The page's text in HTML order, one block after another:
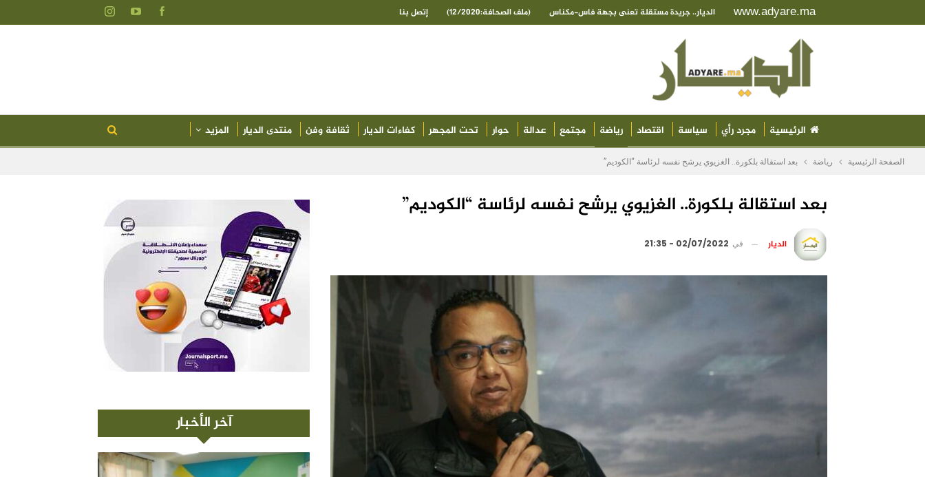
www.adyare.ma الديار.. جريدة مستقلة تعنى بجهة فاس-مكناس (ملف الصحافة:12/2020) إتصل بنا
الرئيسية مجرد رأي سياسة اقتصاد رياضة مجتمع عدالة حوار تحت المجهر كفاءات الديار ثقافة وفن منتدى الديار المزيد
الصفحة الرئيسية رياضة بعد استقالة بلكورة.. الغزيوي يرشح نفسه لرئاسة “الكوديم”
بعد استقالة بلكورة.. الغزيوي يرشح نفسه لرئاسة “الكوديم”
الديار في 02/07/2022 - 21:35
آخر الأخبار